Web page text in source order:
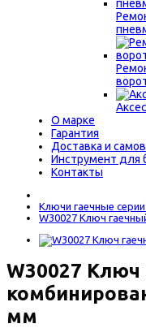
О марке
Гарантия
Доставка и
Инструмент для
Контакты
Ключи гаечные серии
W30027 Ключ
W30027 Ключ
мм